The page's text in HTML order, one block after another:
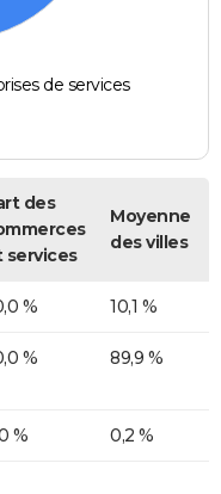
de services
des
services
Moyenne
des villes
% 10,1 %
% 89,9 %
% 0,2 %